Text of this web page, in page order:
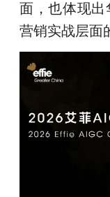
面，也体现出
营销实战层面